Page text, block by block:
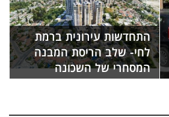
התחדשות עירונית ברמת
לחי- שלב הריסת המבנה
המסחרי של השכונה